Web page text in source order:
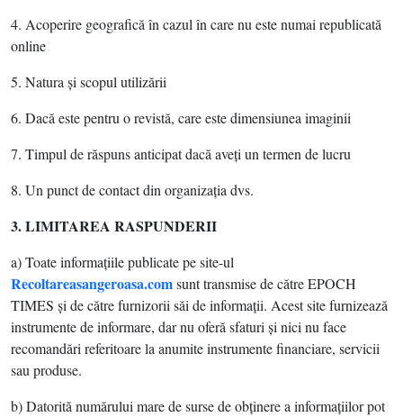
4. Acoperire geografică în cazul în care nu este numai republicată
online
5. Natura şi scopul utilizării
6. Dacă este pentru o revistă, care este dimensiunea imaginii
7. Timpul de răspuns anticipat dacă aveţi un termen de lucru
8. Un punct de contact din organizaţia dvs.
3. LIMITAREA RASPUNDERII
a) Toate informaţiile publicate pe site-ul
Recoltareasangeroasa.comsunt transmise de către EPOCH
TIMES şi de către furnizorii săi de informaţii. Acest site furnizează
instrumente de informare, dar nu oferă sfaturi şi nici nu face
recomandări referitoare la anumite instrumente financiare, servicii
sau produse.
b) Datorită numărului mare de surse de obţinere a informaţiilor pot